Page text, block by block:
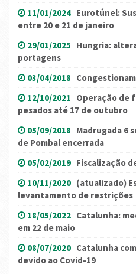
11/01/2024 Eurotúnel:
entre 20 e 21 de janeiro
29/01/2025 Hungria:
portagens
03/04/2018
12/10/2021 Operação de
pesados até 17 de outubro
05/09/2018 Madrugada 6
de Pombal encerrada
05/02/2019 Fiscalização
10/11/2020 (atualizado)
levantamento de restrições
18/05/2022 Catalunha:
em 22 de maio
08/07/2020 Catalunha
devido ao Covid-19